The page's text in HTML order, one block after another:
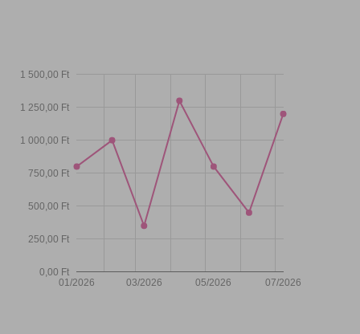
01/2026 03/2026 05/2026 07/2026
0,00 Ft
250,00 Ft
500,00 Ft
750,00 Ft
1 000,00 Ft
1 250,00 Ft
1 500,00 Ft